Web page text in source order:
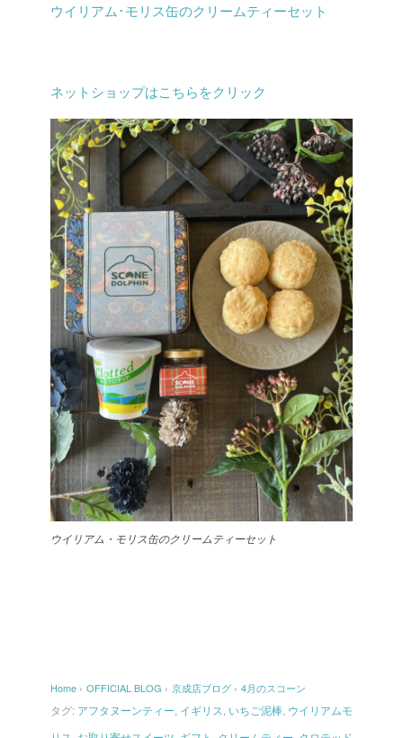
ウイリアム･モリス缶のクリームティーセット
ネットショップはこちらをクリック
ウイリアム・モリス缶のクリームティーセット
Home › OFFICIAL BLOG › 京成店ブログ › 4月のスコーン
タグ: アフタヌーンティー イギリス いちご泥棒 ウイリアムモ